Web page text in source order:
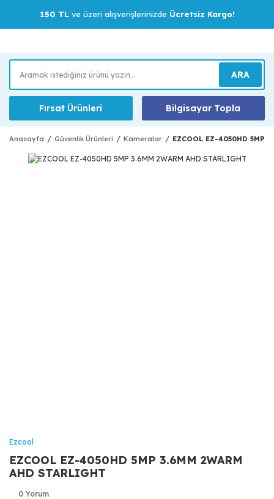
150 TLve üzeri alışverişlerinizde Ücretsiz Kargo!
ARA
Fırsat Ürünleri Bilgisayar Topla
Anasayfa Güvenlik Ürünleri Kameralar EZCOOL EZ-4050HD 5MP
Ezcool
EZCOOL EZ-4050HD 5MP 3.6MM 2WARM
AHD STARLIGHT
0 Yorum